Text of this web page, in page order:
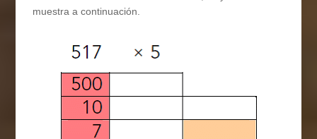
muestra a continuación.